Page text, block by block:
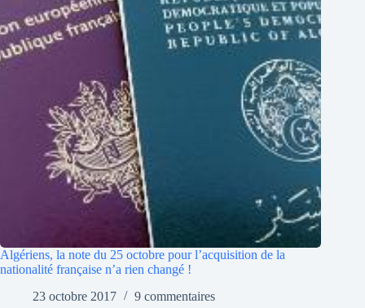
Algériens, la note du 25 octobre pour l’acquisition de la
nationalité française n’a rien changé !
23 octobre 2017
9 commentaires